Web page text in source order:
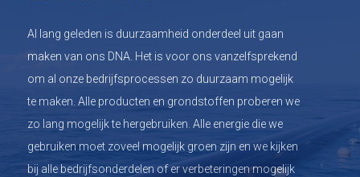
Al lang geleden is duurzaamheid onderdeel uit gaan
maken van ons DNA. Het is voor ons vanzelfsprekend
om al onze bedrijfsprocessen zo duurzaam mogelijk
te maken. Alle producten en grondstoffen proberen we
zo lang mogelijk te hergebruiken. Alle energie die we
gebruiken moet zoveel mogelijk groen zijn en we kijken
bij alle bedrijfsonderdelen of er verbeteringen mogelijk